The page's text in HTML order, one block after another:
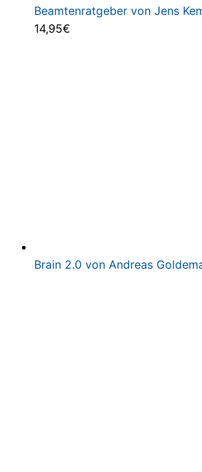
Beamtenratgeber von Jens
14,95€
Brain 2.0 von Andreas